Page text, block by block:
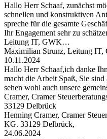
Hallo Herr Schaaf, zunächst
schnellen und konstruktiven
spreche für die gesamte
Ihr Engagement sehr zu
Leitung IT, GWK…
Maximilian Strunz, Leitung
10.11.2024
Hallo Herr Schaaf,ich danke
macht die Arbeit Spaß, Sie
sehen wohl auch unsere
Cramer, Cramer
33129 Delbrück
Henning Cramer, Cramer
KG. 33129 Delbrück,
24.06.2024